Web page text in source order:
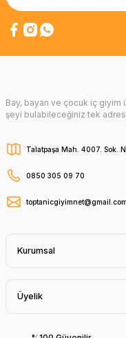
Bay, bayan ve çocuk iç giyim
şeyi bulabileceğiniz tek
Talatpaşa Mah. 4007. Sok.
0850 305 09 70
toptanicgiyimnet@gmail.com
Kurumsal
Üyelik